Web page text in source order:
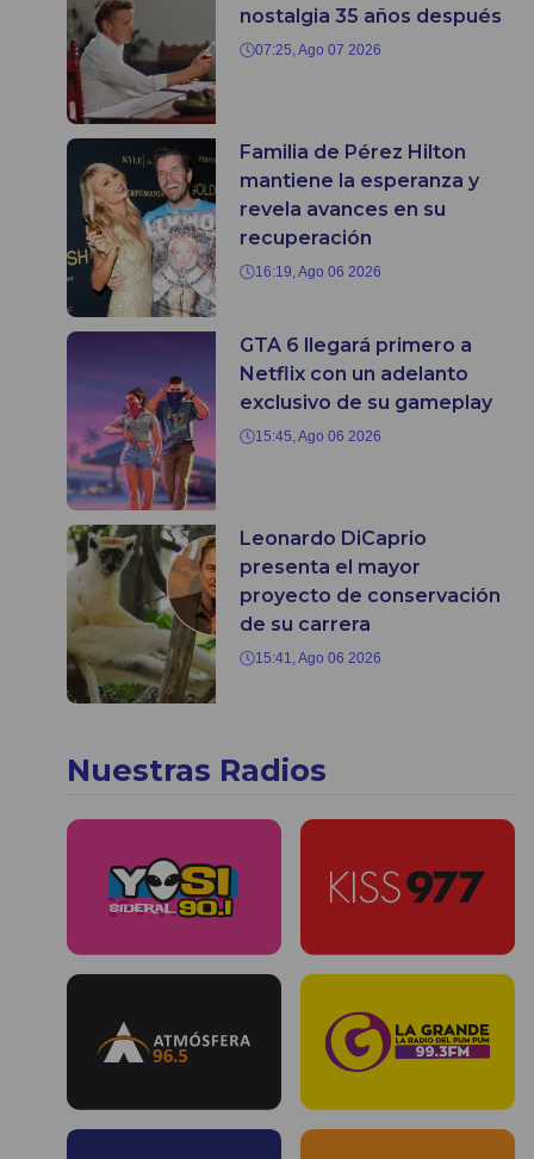
nostalgia 35 años después
07:25, Ago 07 2026
Familia de Pérez Hilton
mantiene la esperanza y
revela avances en su
recuperación
16:19, Ago 06 2026
GTA 6 llegará primero a
Netflix con un adelanto
exclusivo de su gameplay
15:45, Ago 06 2026
Leonardo DiCaprio
presenta el mayor
proyecto de conservación
de su carrera
15:41, Ago 06 2026
Nuestras Radios